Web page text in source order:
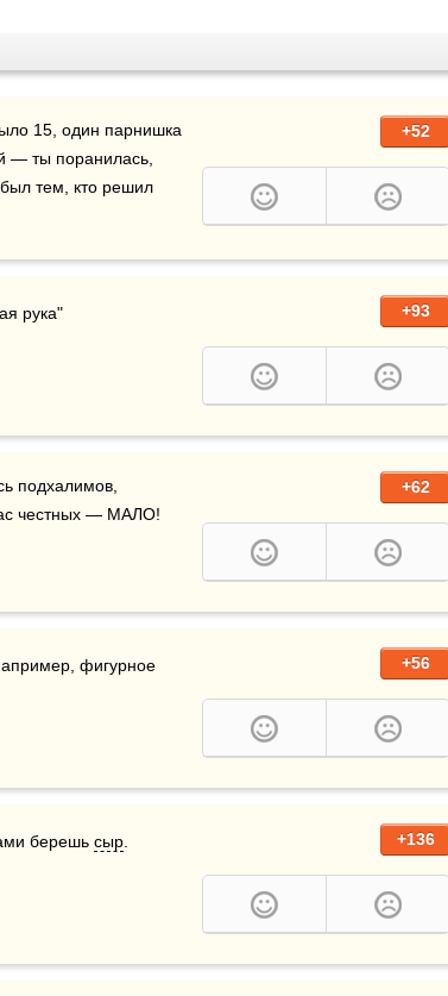
+52
15, один парнишка
— ты поранилась,
тем, кто решил
+93
рука"
+62
честных — МАЛО!
+56
фигурное
+136
берешь сыр